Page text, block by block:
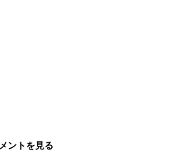
ントを見る